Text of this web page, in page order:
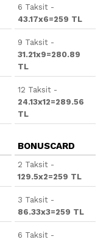
6 Taksit -
43.17x6=259 TL
9 Taksit -
31.21x9=280.89
TL
12 Taksit -
24.13x12=289.56
TL
BONUSCARD
2 Taksit -
129.5x2=259 TL
3 Taksit -
86.33x3=259 TL
6 Taksit -